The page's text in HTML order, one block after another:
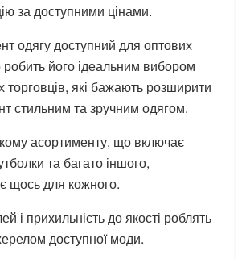
за доступними цінами.
одягу доступний для оптових
робить його ідеальним вибором
торговців, які бажають розширити
стильним та зручним одягом.
асортименту, що включає
та багато іншого,
щось для кожного.
і прихильність до якості роблять
доступної моди.